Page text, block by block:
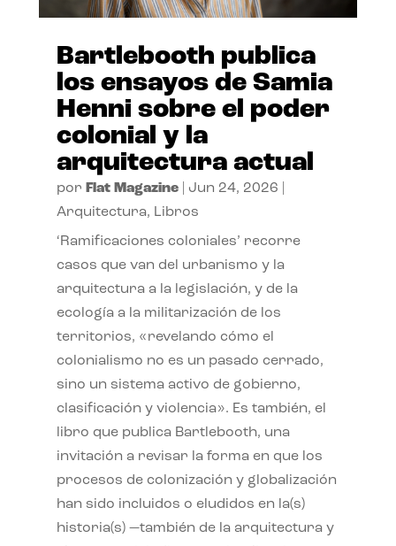
Bartlebooth publica
los ensayos de Samia
Henni sobre el poder
colonial y la
arquitectura actual
por Flat Magazine| Jun 24, 2026
Arquitectura, Libros
‘Ramificaciones coloniales’ recorre
casos que van del urbanismo y la
arquitectura a la legislación, y de la
ecología a la militarización de los
territorios, «revelando cómo el
colonialismo no es un pasado cerrado,
sino un sistema activo de gobierno,
clasificación y violencia». Es también, el
libro que publica Bartlebooth, una
invitación a revisar la forma en que los
procesos de colonización y globalización
han sido incluidos o eludidos en la(s)
historia(s) —también de la arquitectura y